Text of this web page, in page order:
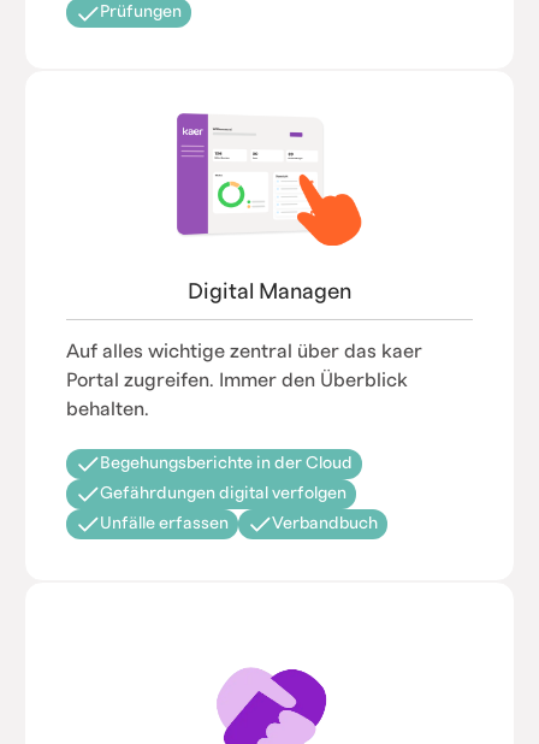
Prüfungen
Digital Managen
Auf alles wichtige zentral über das kaer
Portal zugreifen. Immer den Überblick
behalten.
Begehungsberichte in der Cloud
Gefährdungen digital verfolgen
Unfälle erfassen
Verbandbuch